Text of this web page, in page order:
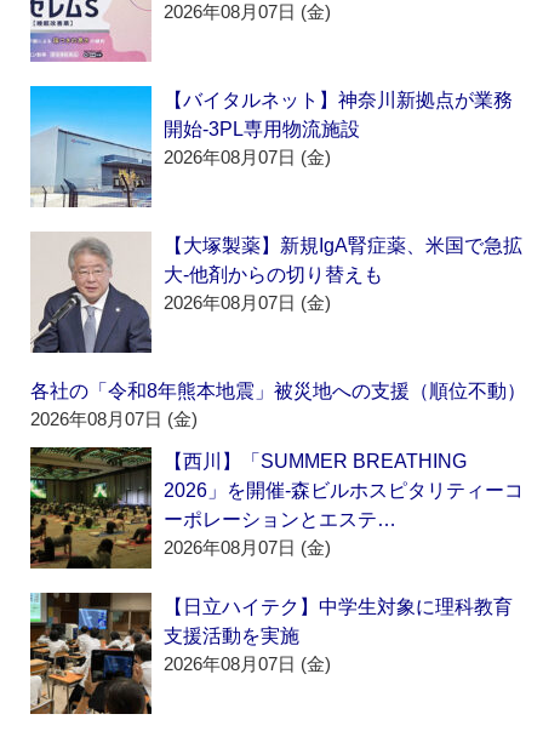
2026年08月07日 (金)
【バイタルネット】神奈川新拠点が業務
開始‐3PL専用物流施設
2026年08月07日 (金)
【大塚製薬】新規IgA腎症薬、米国で急拡
大‐他剤からの切り替えも
2026年08月07日 (金)
各社の「令和8年熊本地震」被災地への支援（順位不動）
2026年08月07日 (金)
【西川】「SUMMER BREATHING
2026」を開催‐森ビルホスピタリティーコ
ーポレーションとエステ…
2026年08月07日 (金)
【日立ハイテク】中学生対象に理科教育
支援活動を実施
2026年08月07日 (金)